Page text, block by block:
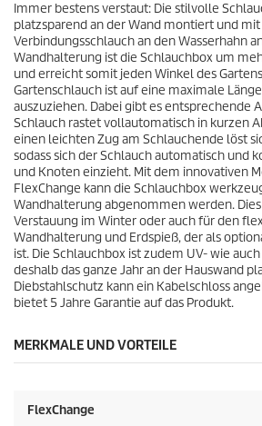
u
k
t
s
Immer bestens verstaut: Die stilvolle
platzsparend an der Wand montiert und
Verbindungsschlauch an den Wasserhahn
Wandhalterung ist die Schlauchbox um
und erreicht somit jeden Winkel des
Gartenschlauch ist auf eine maximale
auszuziehen. Dabei gibt es entsprechende
Schlauch rastet vollautomatisch in kurzen
einen leichten Zug am Schlauchende löst
sodass sich der Schlauch automatisch und
und Knoten einzieht. Mit dem innovativen
FlexChange kann die Schlauchbox
Wandhalterung abgenommen werden.
Verstauung im Winter oder auch für den
Wandhalterung und Erdspieß, der als
ist. Die Schlauchbox ist zudem UV- wie
deshalb das ganze Jahr an der Hauswand
Diebstahlschutz kann ein Kabelschloss
bietet 5 Jahre Garantie auf das Produkt.
MERKMALE UND VORTEILE
FlexChange